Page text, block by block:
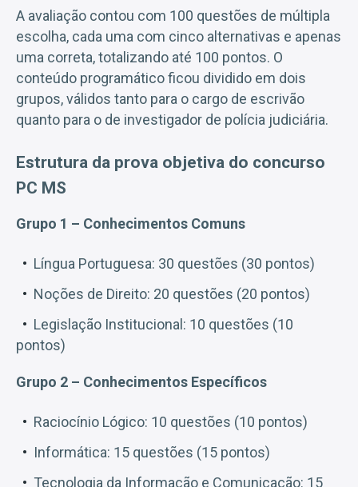
A avaliação contou com 100 questões de múltipla
escolha, cada uma com cinco alternativas e apenas
uma correta, totalizando até 100 pontos. O
conteúdo programático ficou dividido em dois
grupos, válidos tanto para o cargo de escrivão
quanto para o de investigador de polícia judiciária.
Estrutura da prova objetiva do concurso
PC MS
Grupo 1 – Conhecimentos Comuns
Língua Portuguesa: 30 questões (30 pontos)
Noções de Direito: 20 questões (20 pontos)
Legislação Institucional: 10 questões (10
pontos)
Grupo 2 – Conhecimentos Específicos
Raciocínio Lógico: 10 questões (10 pontos)
Informática: 15 questões (15 pontos)
Tecnologia da Informação e Comunicação: 15